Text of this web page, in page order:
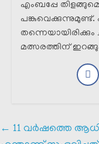
എംബപ്പേ
പങ്കുവെക്കുന്നുമുണ്ട്.
മത്സരത്തിന്
← 11 വർഷത്തെ